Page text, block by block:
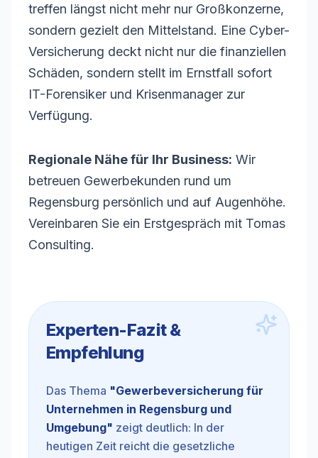
treffen längst nicht mehr nur Großkonzerne,
sondern gezielt den Mittelstand. Eine Cyber-
Versicherung deckt nicht nur die finanziellen
Schäden, sondern stellt im Ernstfall sofort
IT-Forensiker und Krisenmanager zur
Verfügung.
Regionale Nähe für Ihr Business: Wir
betreuen Gewerbekunden rund um
Regensburg persönlich und auf Augenhöhe.
Vereinbaren Sie ein Erstgespräch mit Tomas
Consulting.
Experten-Fazit &
Empfehlung
Das Thema "Gewerbeversicherung für
Unternehmen in Regensburg und
Umgebung" zeigt deutlich: In der
heutigen Zeit reicht die gesetzliche